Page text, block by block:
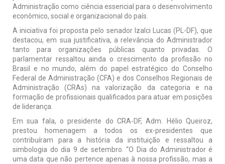
Administração como ciência essencial para o desenvolvimento
econômico, social e organizacional do país.
A iniciativa foi proposta pelo senador Izalci Lucas (PL-DF), que
destacou, em sua justificativa, a relevância do Administrador
tanto para organizações públicas quanto privadas. O
parlamentar ressaltou ainda o crescimento da profissão no
Brasil e no mundo, além do papel estratégico do Conselho
Federal de Administração (CFA) e dos Conselhos Regionais de
Administração (CRAs) na valorização da categoria e na
formação de profissionais qualificados para atuar em posições
de liderança.
Em sua fala, o presidente do CRA-DF, Adm. Hélio Queiroz,
prestou homenagem a todos os ex-presidentes que
contribuíram para a história da instituição e ressaltou a
simbologia do dia 9 de setembro. “O Dia do Administrador é
uma data que não pertence apenas à nossa profissão, mas a